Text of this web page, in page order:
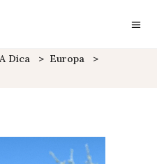
Dica > Europa
>